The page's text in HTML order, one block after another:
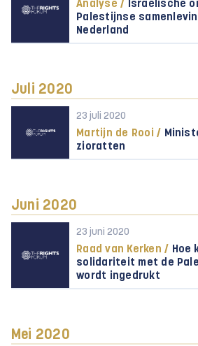
Analyse / Israëlische
Palestijnse
Nederland
Juli 2020
23 juli 2020
Martijn de Rooi /
zioratten
Juni 2020
23 juni 2020
Raad van Kerken / Hoe
solidariteit met de
wordt ingedrukt
Mei 2020